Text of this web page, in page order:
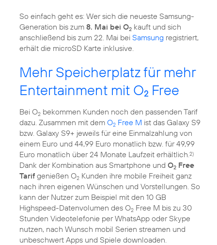
So einfach geht es: Wer sich die neueste Samsung-
Generation bis zum 8. Mai bei O2 kauft und sich
anschließend bis zum 22. Mai bei Samsung registriert,
erhält die microSD Karte inklusive.
Mehr Speicherplatz für mehr
Entertainment mit O2 Free
Bei O2 bekommen Kunden noch den passenden Tarif
dazu. Zusammen mit dem O2 Free M ist das Galaxy S9
bzw. Galaxy S9+ jeweils für eine Einmalzahlung von
einem Euro und 44,99 Euro monatlich bzw. für 49,99
Euro monatlich über 24 Monate Laufzeit erhältlich. 2)
Dank der Kombination aus Smartphone und O2 Free
Tarif genießen O2 Kunden ihre mobile Freiheit ganz
nach ihren eigenen Wünschen und Vorstellungen. So
kann der Nutzer zum Beispiel mit den 10 GB
Highspeed-Datenvolumen des O2 Free M bis zu 30
Stunden Videotelefonie per WhatsApp oder Skype
nutzen, nach Wunsch mobil Serien streamen und
unbeschwert Apps und Spiele downloaden.